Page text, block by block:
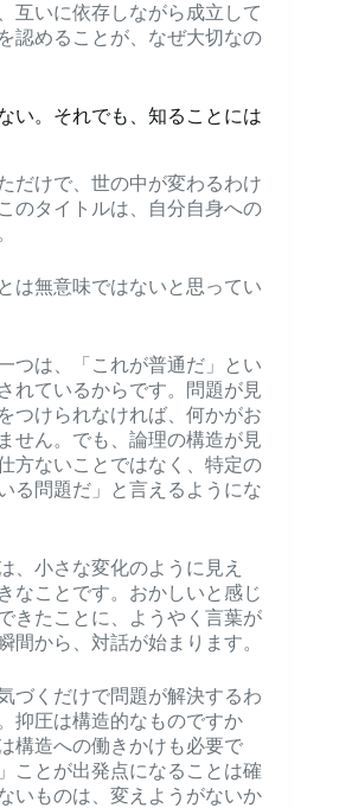
互いに依存しながら成立して
認めることが、なぜ大切なの
い。それでも、知ることには
だけで、世の中が変わるわけ
のタイトルは、自分自身への
は無意味ではないと思ってい
つは、「これが普通だ」とい
れているからです。問題が見
つけられなければ、何かがお
せん。でも、論理の構造が見
方ないことではなく、特定の
る問題だ」と言えるようにな
、小さな変化のように見え
なことです。おかしいと感じ
きたことに、ようやく言葉が
間から、対話が始まります。
づくだけで問題が解決するわ
抑圧は構造的なものですか
構造への働きかけも必要で
ことが出発点になることは確
いものは、変えようがないか